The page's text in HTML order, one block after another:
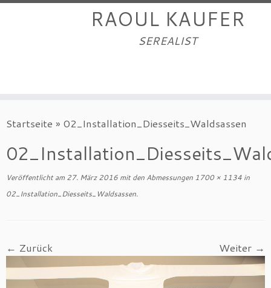
Inhalt
RAOUL KAUFER
SEREALIST
Startseite » 02_Installation_Diesseits_Waldsassen
Veröffentlicht am 27. März 2016 mit den Abmessungen 1700 × 1134 in
02_Installation_Diesseits_Waldsassen.
← Zurück Weiter →